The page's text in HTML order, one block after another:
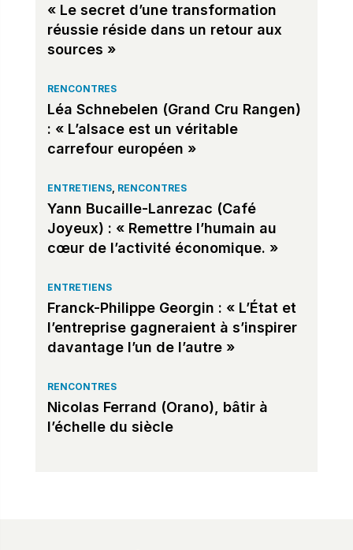
« Le secret d’une transformation
réussie réside dans un retour aux
sources »
RENCONTRES
Léa Schnebelen (Grand Cru Rangen)
: « L’alsace est un véritable
carrefour européen »
ENTRETIENS, RENCONTRES
Yann Bucaille-Lanrezac (Café
Joyeux) : « Remettre l’humain au
cœur de l’activité économique. »
ENTRETIENS
Franck-Philippe Georgin : « L’État et
l’entreprise gagneraient à s’inspirer
davantage l’un de l’autre »
RENCONTRES
Nicolas Ferrand (Orano), bâtir à
l’échelle du siècle